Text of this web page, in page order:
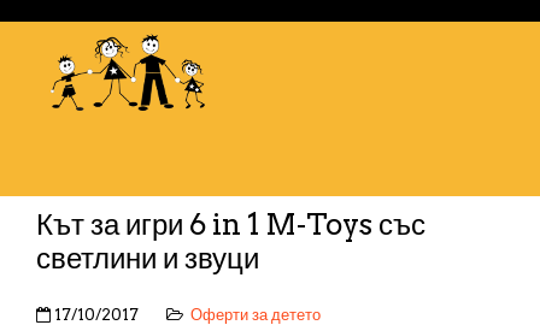
Кът за игри 6 in 1 M-Toys със
светлини и звуци
17/10/2017 Оферти за детето